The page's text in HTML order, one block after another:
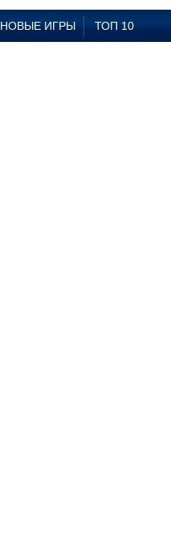
НОВЫЕ ИГРЫ ТОП 10